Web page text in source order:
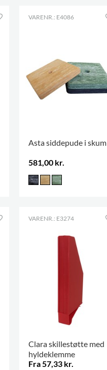
VARENR.: E4086
Asta siddepude i skum
581,00 kr.
VARENR.: E3274
Clara skillestøtte med
hyldeklemme
Fra 57,33 kr.